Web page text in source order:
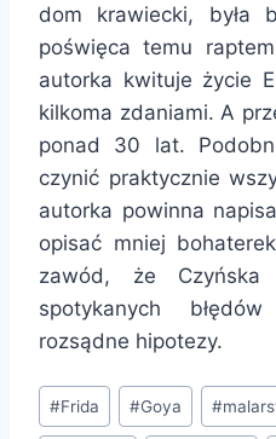
dom krawiecki, była
poświęca temu
autorka kwituje życie
kilkoma zdaniami. A
ponad 30 lat.
czynić praktycznie
autorka powinna
opisać mniej
zawód, że Czyńska
spotykanych
rozsądne hipotezy.
Tagi
wpisu:
#Frida #Goya #